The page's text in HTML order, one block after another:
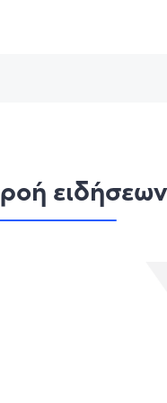
ροή ειδήσεων